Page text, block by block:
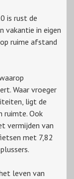
is rust de
vakantie in eigen
ruime afstand
Waar vroeger
ligt de
ruimte. Ook
vermijden van
met 7,82
leven van